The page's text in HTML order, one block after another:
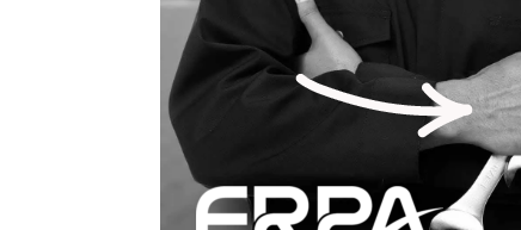
Déjà adhérent ?
Créer un compte
Retour